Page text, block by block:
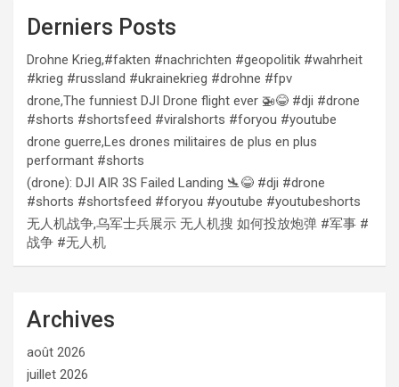
Derniers Posts
Drohne Krieg,#fakten #nachrichten #geopolitik #wahrheit
#krieg #russland #ukrainekrieg #drohne #fpv
drone,The funniest DJI Drone flight ever 🚁😂 #dji #drone
#shorts #shortsfeed #viralshorts #foryou #youtube
drone guerre,Les drones militaires de plus en plus
performant #shorts
(drone): DJI AIR 3S Failed Landing 🛬😂 #dji #drone
#shorts #shortsfeed #foryou #youtube #youtubeshorts
无人机战争,乌军士兵展示 无人机搜 如何投放炮弹 #军事 #
战争 #无人机
Archives
août 2026
juillet 2026